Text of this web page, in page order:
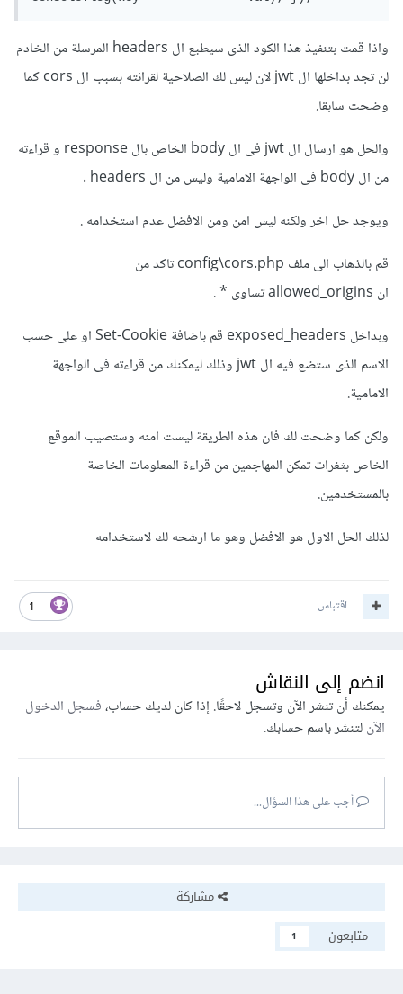
واذا قمت بتنفيذ هذا الكود الذى سيطبع ال headers المرسلة من الخادم
لن تجد بداخلها ال jwt لان ليس لك الصلاحية لقرائته بسبب ال cors كما
وضحت سابقا.
والحل هو ارسال ال jwt فى ال body الخاص بال response و قراءته
من ال body فى الواجهة الامامية وليس من ال headers .
ويوجد حل اخر ولكنه ليس امن ومن الافضل عدم استخدامه .
قم بالذهاب الى ملف config\cors.php تاكد من
ان allowed_origins تساوى * .
وبداخل exposed_headers قم باضافة Set-Cookie او على حسب
الاسم الذى ستضع فيه ال jwt وذلك ليمكنك من قراءته فى الواجهة
الامامية.
ولكن كما وضحت لك فان هذه الطريقة ليست امنه وستصيب الموقع
الخاص بثغرات تمكن المهاجمين من قراءة المعلومات الخاصة
بالمستخدمين.
لذلك الحل الاول هو الافضل وهو ما ارشحه لك لاستخدامه
1 اقتباس
انضم إلى النقاش
يمكنك أن تنشر الآن وتسجل لاحقًا. إذا كان لديك حساب،فسجل الدخول
الآنلتنشر باسم حسابك.
أجب على هذا السؤال...
مشاركة
متابعون
1